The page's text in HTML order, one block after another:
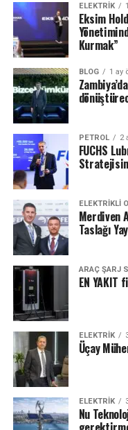
ELEKTRİK
Eksim
Kurmak”
BLOG 1 ay
PETROL 2
FUCHS
ELEKTRIKLI
Merdiven
Taslağı
ARAÇ ŞARJ
EN
ELEKTRİK
Üçay
ELEKTRİK
Nu